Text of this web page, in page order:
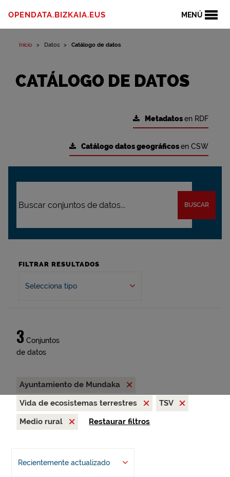
MENÚ
OPENDATA.BIZKAIA.EUS
Inicio Datos Catálogo de datos
CATÁLOGO DE DATOS
Metadatosen RDF
Catálogo datos geográficosen CSW
BUSCAR
FILTRAR RESULTADOS
Selecciona tipo
3 Conjuntos
de datos
Ayuntamiento de Mundaka
Vida de ecosistemas terrestres
TSV
Medio rural
Restaurar filtros
Recientemente actualizado